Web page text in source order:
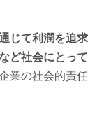
じて利潤を追求
ど社会にとって
業の社会的責任